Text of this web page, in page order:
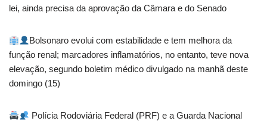
lei, ainda precisa da aprovação da Câmara e do Senado
Bolsonaro evolui com estabilidade e tem melhora da
função renal; marcadores inflamatórios, no entanto, teve nova
elevação, segundo boletim médico divulgado na manhã deste
domingo (15)
Polícia Rodoviária Federal (PRF) e a Guarda Nacional